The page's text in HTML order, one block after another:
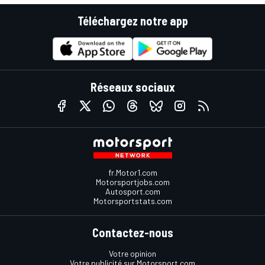
Téléchargez notre app
Réseaux sociaux
fr.Motor1.com
Motorsportjobs.com
Autosport.com
Motorsportstats.com
Contactez-nous
Votre opinion